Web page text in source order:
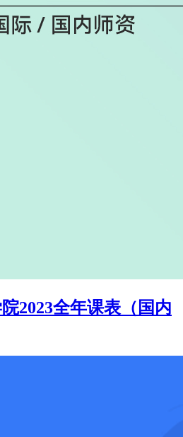
2023全年课表（国内